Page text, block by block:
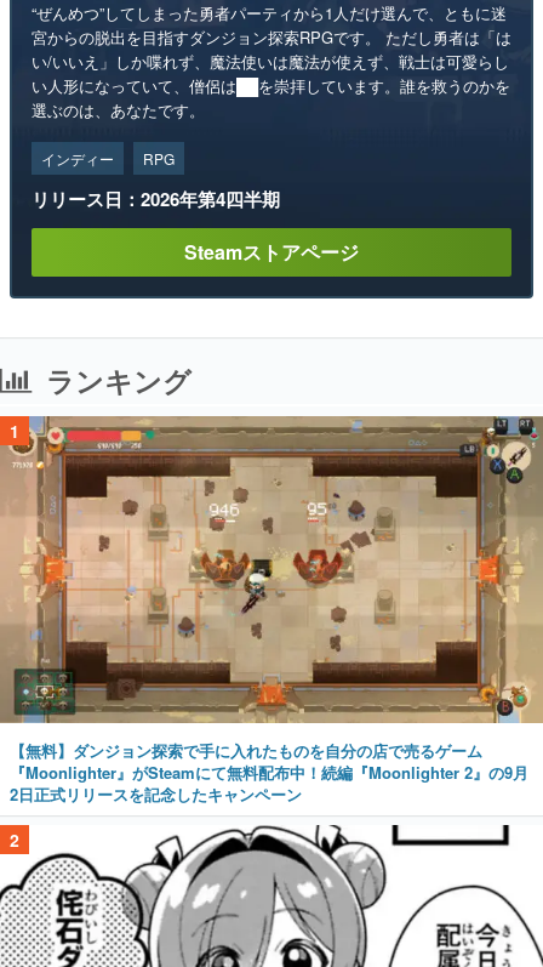
“ぜんめつ”してしまった勇者パーティから1人だけ選んで、ともに迷
宮からの脱出を目指すダンジョン探索RPGです。 ただし勇者は「は
い/いいえ」しか喋れず、魔法使いは魔法が使えず、戦士は可愛らし
い人形になっていて、僧侶は██を崇拝しています。誰を救うのかを
選ぶのは、あなたです。
インディー RPG
リリース日：2026年第4四半期
Steamストアページ
ランキング
1
【無料】ダンジョン探索で手に入れたものを自分の店で売るゲーム
『Moonlighter』がSteamにて無料配布中！続編『Moonlighter 2』の9月
2日正式リリースを記念したキャンペーン
2